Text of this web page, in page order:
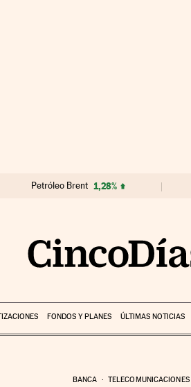
Petróleo Brent 1,28%
FONDOS Y PLANES ÚLTIMAS NOTICIAS
BANCA TELECOMUNICACIONES